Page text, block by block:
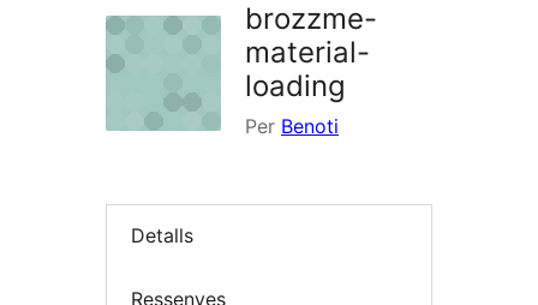
brozzme-
material-
loading
Per Benoti
Detalls
Ressenyes